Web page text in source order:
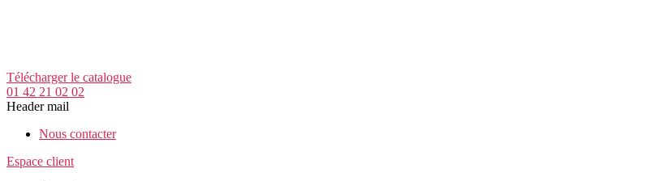
Télécharger le catalogue
01 42 21 02 02
Header mail
Nous contacter
Espace client